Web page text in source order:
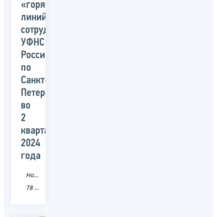
«горячих
линий»
сотрудниками
УФНС
России
по
Санкт-
Петербургу
во
2
квартале
2024
года
Новость
78 Санкт-Петербург